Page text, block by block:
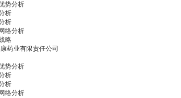
势分析
析
析
络分析
略
药业有限责任公司
势分析
析
析
络分析